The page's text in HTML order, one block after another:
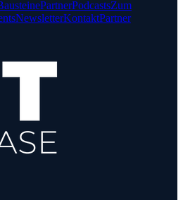
PartnerPodcastsZum
NewsletterKontaktPartner